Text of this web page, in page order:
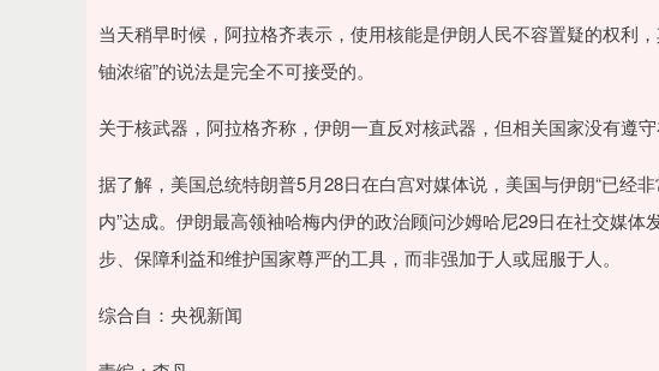
当天稍早时候，阿拉格齐表示，使用核能是伊朗人民不容置疑的权利
铀浓缩”的说法是完全不可接受的。
关于核武器，阿拉格齐称，伊朗一直反对核武器，但相关国家没有遵
据了解，美国总统特朗普5月28日在白宫对媒体说，美国与伊朗“已经
内”达成。伊朗最高领袖哈梅内伊的政治顾问沙姆哈尼29日在社交媒
步、保障利益和维护国家尊严的工具，而非强加于人或屈服于人。
综合自：央视新闻
1.02% 深证成指 14311.01 200.89 1.42%